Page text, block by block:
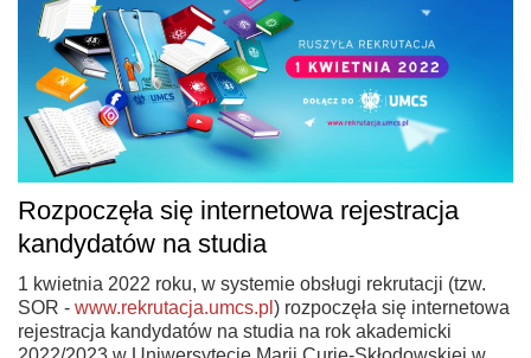
Rozpoczęła się internetowa rejestracja
kandydatów na studia
1 kwietnia 2022 roku, w systemie obsługi rekrutacji (tzw.
SOR - www.rekrutacja.umcs.pl ) rozpoczęła się internetowa
rejestracja kandydatów na studia na rok akademicki